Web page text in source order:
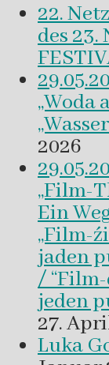
22.
des 23.
„Woda
2026
„Film-
Ein
„Film-
jaden
/
jeden
27.
Luka